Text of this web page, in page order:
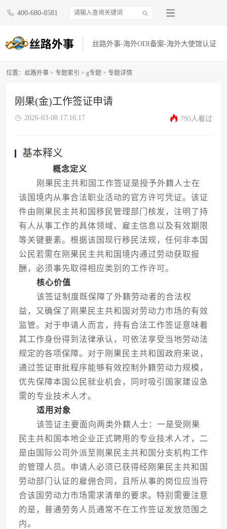
400-680-8581
丝路外事-海外ODI备案-海外大使馆认证
位置： 丝路外事 > 专题索引 > g专题 > 专题详情
刚果(金)工作签证申请
2026-03-08 17:16:17 795人看过
基本释义
概念定义
刚果民主共和国工作签证是授予外籍人士在
该国境内从事合法职业活动的官方许可凭证。该证
件由刚果民主共和国移民管理部门核发，注明了持
有人从事工作的具体领域、雇主信息以及有效期限
等关键要素。根据该国现行移民法规，任何非本国
公民若需在刚果民主共和国境内通过劳动获取报
酬，必须事先取得相应类别的工作许可。
核心价值
该签证制度既保障了外籍劳动者的合法权
益，又确保了刚果民主共和国对劳动力市场的有效
监管。对于申请人而言，持有合法工作签证意味着
其工作身份得到法律承认，可依法享受当地劳动法
规定的各项保障。对于刚果民主共和国政府来说，
通过签证审批程序能够有效控制外籍劳动力规模，
优先保障本国公民就业机会，同时吸引国家建设急
需的专业技术人才。
适用对象
该签证主要面向两类外籍人士：一是受刚果
民主共和国本地企业正式聘用的专业技术人才，二
是由国际公司外派至刚果民主共和国分支机构工作
的管理人员。申请人必须已获得经刚果民主共和国
劳动部门认证的雇佣合同，且所从事的岗位应当符
合该国劳动力市场需求清单的要求。特别需要注意
的是，普通劳务人员通常不在工作签证发放范围之
内。